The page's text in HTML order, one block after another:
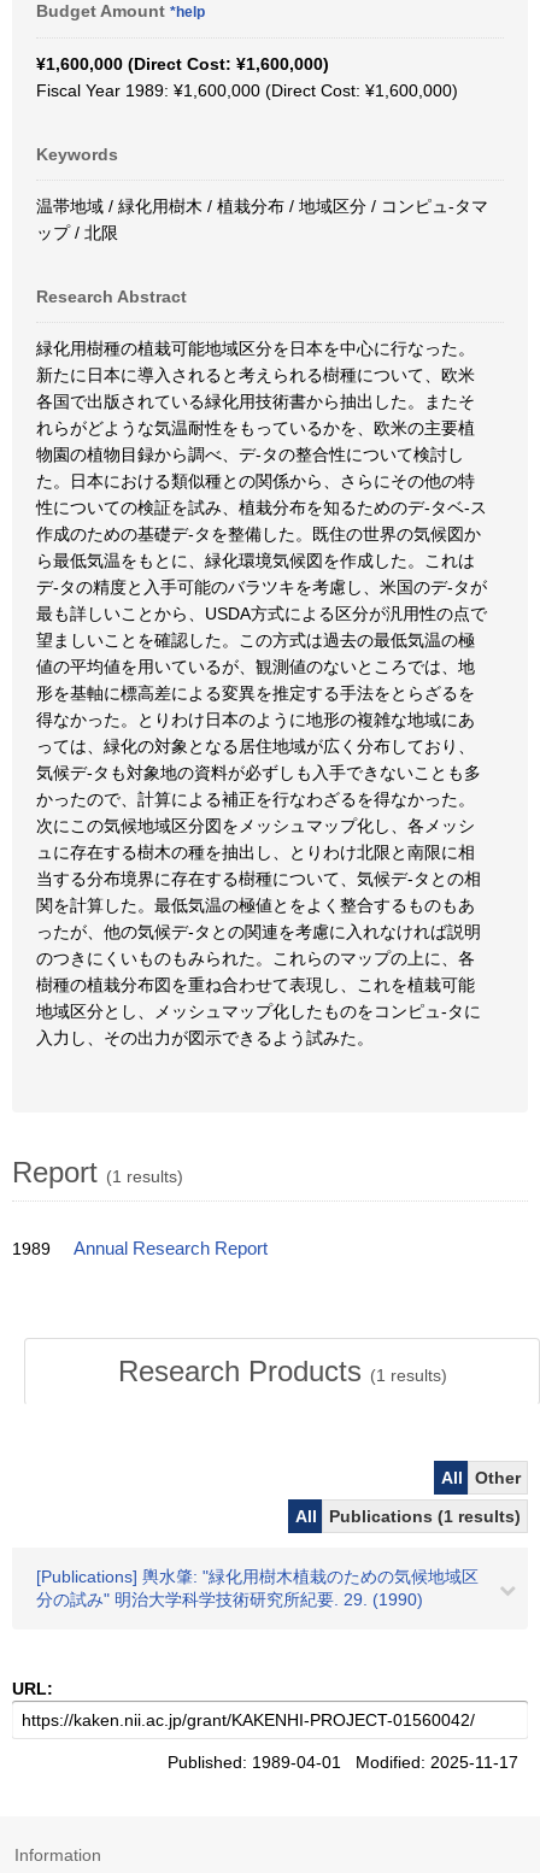
Budget Amount *help
¥1,600,000 (Direct Cost: ¥1,600,000)
Fiscal Year 1989: ¥1,600,000 (Direct Cost: ¥1,600,000)
Keywords
温帯地域 / 緑化用樹木 / 植栽分布 / 地域区分 / コンピュ-タマ
ップ / 北限
Research Abstract
緑化用樹種の植栽可能地域区分を日本を中心に行なった。
新たに日本に導入されると考えられる樹種について、欧米
各国で出版されている緑化用技術書から抽出した。またそ
れらがどような気温耐性をもっているかを、欧米の主要植
物園の植物目録から調べ、デ-タの整合性について検討し
た。日本における類似種との関係から、さらにその他の特
性についての検証を試み、植栽分布を知るためのデ-タベ-ス
作成のための基礎デ-タを整備した。既住の世界の気候図か
ら最低気温をもとに、緑化環境気候図を作成した。これは
デ-タの精度と入手可能のバラツキを考慮し、米国のデ-タが
最も詳しいことから、USDA方式による区分が汎用性の点で
望ましいことを確認した。この方式は過去の最低気温の極
値の平均値を用いているが、観測値のないところでは、地
形を基軸に標高差による変異を推定する手法をとらざるを
得なかった。とりわけ日本のように地形の複雑な地域にあ
っては、緑化の対象となる居住地域が広く分布しており、
気候デ-タも対象地の資料が必ずしも入手できないことも多
かったので、計算による補正を行なわざるを得なかった。
次にこの気候地域区分図をメッシュマップ化し、各メッシ
ュに存在する樹木の種を抽出し、とりわけ北限と南限に相
当する分布境界に存在する樹種について、気候デ-タとの相
関を計算した。最低気温の極値とをよく整合するものもあ
ったが、他の気候デ-タとの関連を考慮に入れなければ説明
のつきにくいものもみられた。これらのマップの上に、各
樹種の植栽分布図を重ね合わせて表現し、これを植栽可能
地域区分とし、メッシュマップ化したものをコンピュ-タに
入力し、その出力が図示できるよう試みた。
Report (1 results)
1989 Annual Research Report
Research Products (1 results)
All
Other
All
Publications (1 results)
[Publications] 輿水肇: "緑化用樹木植栽のための気候地域区
分の試み" 明治大学科学技術研究所紀要. 29. (1990)
URL:
Published: 1989-04-01 Modified: 2025-11-17
Information